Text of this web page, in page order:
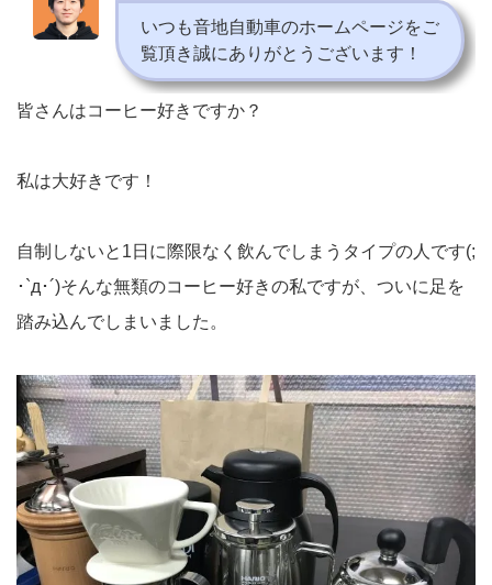
いつも音地自動車のホームページをご
覧頂き誠にありがとうございます！
皆さんはコーヒー好きですか？
私は大好きです！
自制しないと1日に際限なく飲んでしまうタイプの人です(;
･`д･´)そんな無類のコーヒー好きの私ですが、ついに足を
踏み込んでしまいました。